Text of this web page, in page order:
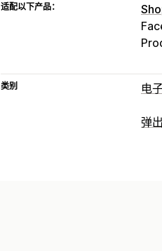
适配以下产品：
类别 电
宣
弹